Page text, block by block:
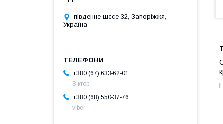
південне шосе 32, Запоріжжя,
Україна
+380 (67) 633-62-01
Віктор
+380 (68) 550-37-76
viber